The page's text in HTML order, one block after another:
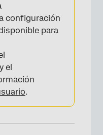
configuración
para
el
.